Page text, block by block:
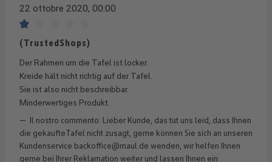
22 ottobre 2020, 00:00
Recensione con valutazione di 1 su 5 stelle
(TrustedShops)
Der Rahmen um die Tafel ist locker.
Kreide hält nicht richtig auf der Tafel.
Sie ist also nicht beschreibbar.
Minderwertiges Produkt.
Il nostro commento: Lieber Kunde, das tut uns leid, dass Ihnen
die gekaufteTafel nicht zusagt, gerne können Sie sich an unseren
Kundenservice backoffice@maul.de wenden, wir helfen Ihnen
gerne bei Ihrer Reklamation weiter und lassen Ihnen ein